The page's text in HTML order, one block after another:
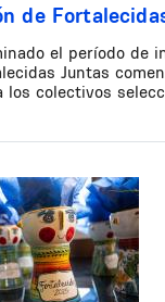
de
el período de
Juntas
los colectivos